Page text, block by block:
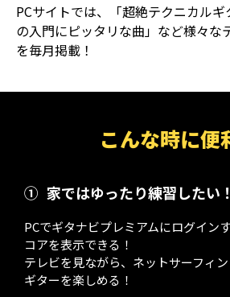
PCサイトでは、「超絶テクニカル
の入門にピッタリな曲」など様々な
を毎月掲載！
こんな時に便
① 家ではゆったり練習したい！
PCでギタナビプレミアムにログイン
コアを表示できる！
テレビを見ながら、ネットサーフィ
ギターを楽しめる！